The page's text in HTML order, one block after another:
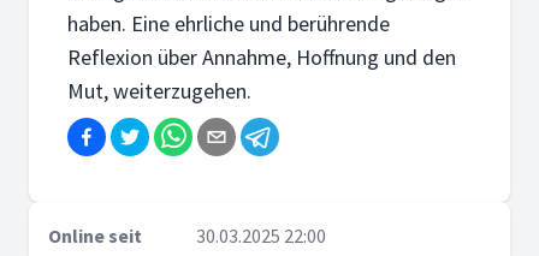
haben. Eine ehrliche und berührende
Reflexion über Annahme, Hoffnung und den
Mut, weiterzugehen.
Online seit 30.03.2025 22:00